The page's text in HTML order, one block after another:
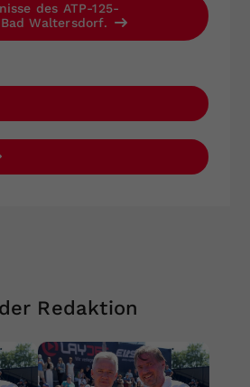
des ATP-125-
Waltersdorf.
Redaktion